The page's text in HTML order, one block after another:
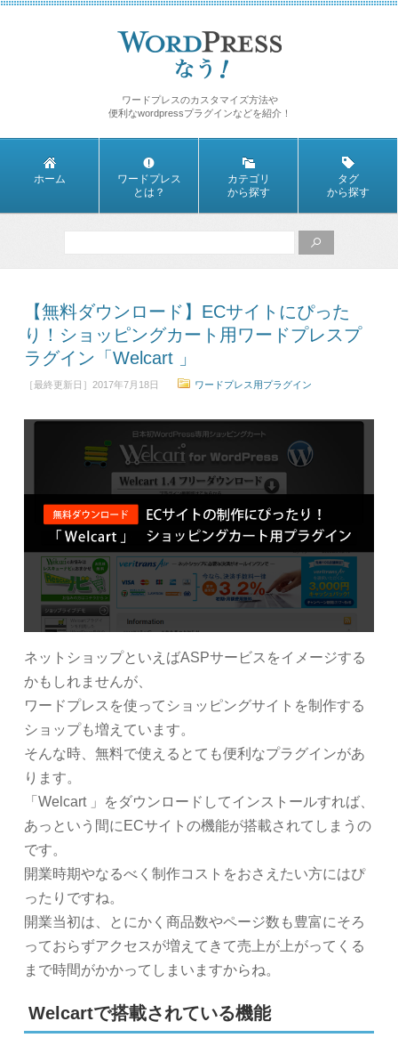
ワードプレスのカスタマイズ方法や
便利なwordpressプラグインなどを紹介！
ホーム
ワードプレス
とは？
カテゴリ
から探す
タグ
から探す
【無料ダウンロード】ECサイトにぴった
り！ショッピングカート用ワードプレスプ
ラグイン「Welcart 」
［最終更新日］2017年7月18日 ワードプレス用プラグイン
ネットショップといえばASPサービスをイメージする
かもしれませんが、
ワードプレスを使ってショッピングサイトを制作する
ショップも増えています。
そんな時、無料で使えるとても便利なプラグインがあ
ります。
「Welcart 」をダウンロードしてインストールすれば、
あっという間にECサイトの機能が搭載されてしまうの
です。
開業時期やなるべく制作コストをおさえたい方にはぴ
ったりですね。
開業当初は、とにかく商品数やページ数も豊富にそろ
っておらずアクセスが増えてきて売上が上がってくる
まで時間がかかってしまいますからね。
Welcartで搭載されている機能